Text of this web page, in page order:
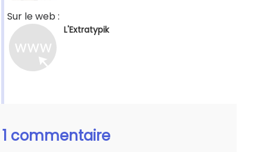
Sur le web :
L'Extratypik
1 commentaire